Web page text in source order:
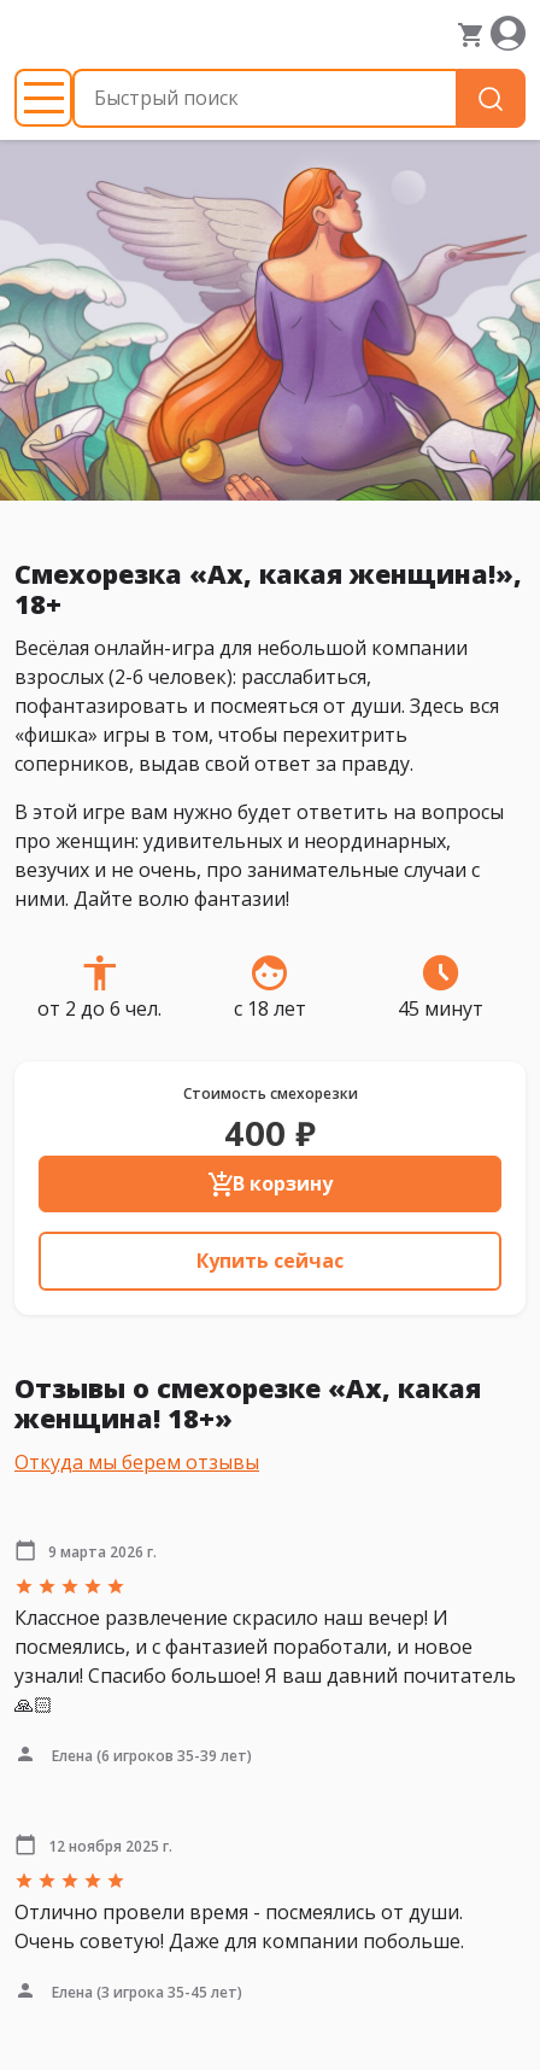
Смехорезка «Ах, какая женщина!»,
18+
Весёлая онлайн-игра для небольшой компании
взрослых (2-6 человек): расслабиться,
пофантазировать и посмеяться от души. Здесь вся
«фишка» игры в том, чтобы перехитрить
соперников, выдав свой ответ за правду.
В этой игре вам нужно будет ответить на вопросы
про женщин: удивительных и неординарных,
везучих и не очень, про занимательные случаи с
ними. Дайте волю фантазии!
от 2 до 6 чел. с 18 лет 45 минут
Стоимость смехорезки
400 ₽
В корзину
Купить сейчас
Отзывы о смехорезке «Ах, какая
женщина! 18+»
Откуда мы берем отзывы
9 марта 2026 г.
Классное развлечение скрасило наш вечер! И
посмеялись, и с фантазией поработали, и новое
узнали! Спасибо большое! Я ваш давний почитатель
🙏🏻
Елена (6 игроков 35-39 лет)
12 ноября 2025 г.
Отлично провели время - посмеялись от души.
Очень советую! Даже для компании побольше.
Елена (3 игрока 35-45 лет)